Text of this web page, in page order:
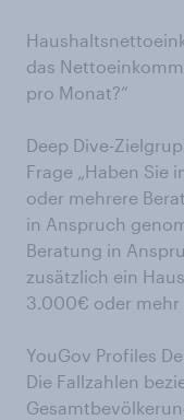
das
pro Monat?“
Deep Dive-
Frage „Haben Sie
oder mehrere
in Anspruch
Beratung in
zusätzlich ein
3.000€ oder mehr
YouGov Profiles
Die Fallzahlen